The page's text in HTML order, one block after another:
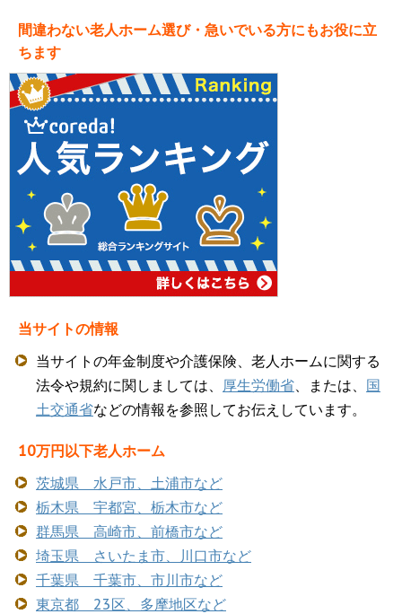
間違わない老人ホーム選び・急いでいる方にもお役に立
ちます
当サイトの情報
当サイトの年金制度や介護保険、老人ホームに関する
法令や規約に関しましては、 厚生労働省 、または、 国
土交通省などの情報を参照してお伝えしています。
10万円以下老人ホーム
茨城県 水戸市、土浦市など
栃木県 宇都宮、栃木市など
群馬県 高崎市、前橋市など
埼玉県 さいたま市、川口市など
千葉県 千葉市、市川市など
東京都 23区、多摩地区など